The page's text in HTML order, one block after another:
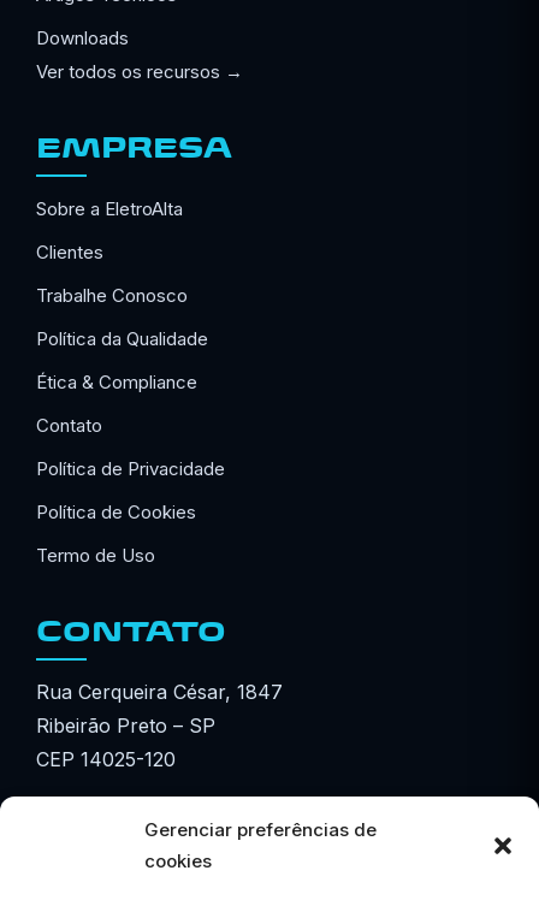
Gerenciar preferências de
cookies
Downloads
Ver todos os recursos →
EMPRESA
Sobre a EletroAlta
Clientes
Trabalhe Conosco
Política da Qualidade
Ética & Compliance
Contato
Política de Privacidade
Política de Cookies
Termo de Uso
CONTATO
Rua Cerqueira César, 1847
Ribeirão Preto – SP
CEP 14025-120
☎ (16) 3615-3601
☎ (16) 3877-3601